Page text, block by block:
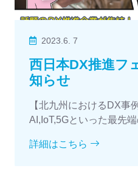
2023.6. 7
西日本DX推進フ
知らせ
【北九州におけるDX事
AI,IoT,5Gといった最先
詳細はこちら